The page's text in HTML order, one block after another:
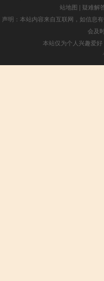
站地图 | 疑难解
声明：本站内容来自互联网，如信息
会及
本站仅为个人兴趣爱